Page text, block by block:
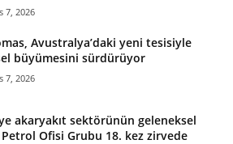
7, 2026
Avustralya’daki yeni tesisiyle
büyümesini sürdürüyor
7, 2026
akaryakıt sektörünün geleneksel
Ofisi Grubu 18. kez zirvede